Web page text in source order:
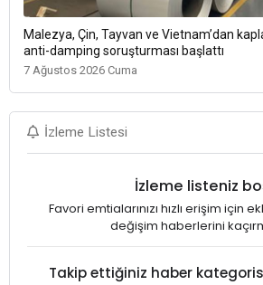
Malezya, Çin, Tayvan ve Vietnam’dan
anti-damping soruşturması başlattı
7 Ağustos 2026 Cuma
İzleme Listesi
İzleme listeniz
Favori emtialarınızı hızlı erişim için
değişim haberlerini
Takip ettiğiniz haber